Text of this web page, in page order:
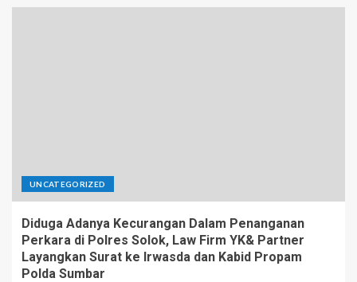
UNCATEGORIZED
Diduga Adanya Kecurangan Dalam Penanganan
Perkara di Polres Solok, Law Firm YK& Partner
Layangkan Surat ke Irwasda dan Kabid Propam
Polda Sumbar